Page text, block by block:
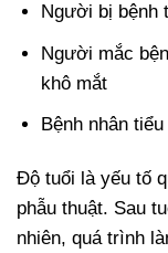
Người bị bệnh
Người mắc
khô mắt
Bệnh nhân
Độ tuổi là yếu tố
phẫu thuật. Sau
nhiên, quá trình